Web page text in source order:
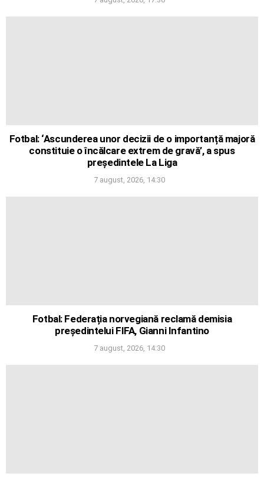
Fotbal: ‘Ascunderea unor decizii de o importanță majoră
constituie o încălcare extrem de gravă’, a spus
președintele La Liga
7 august, 2026, 14:30
Fotbal: Federația norvegiană reclamă demisia
președintelui FIFA, Gianni Infantino
7 august, 2026, 14:30